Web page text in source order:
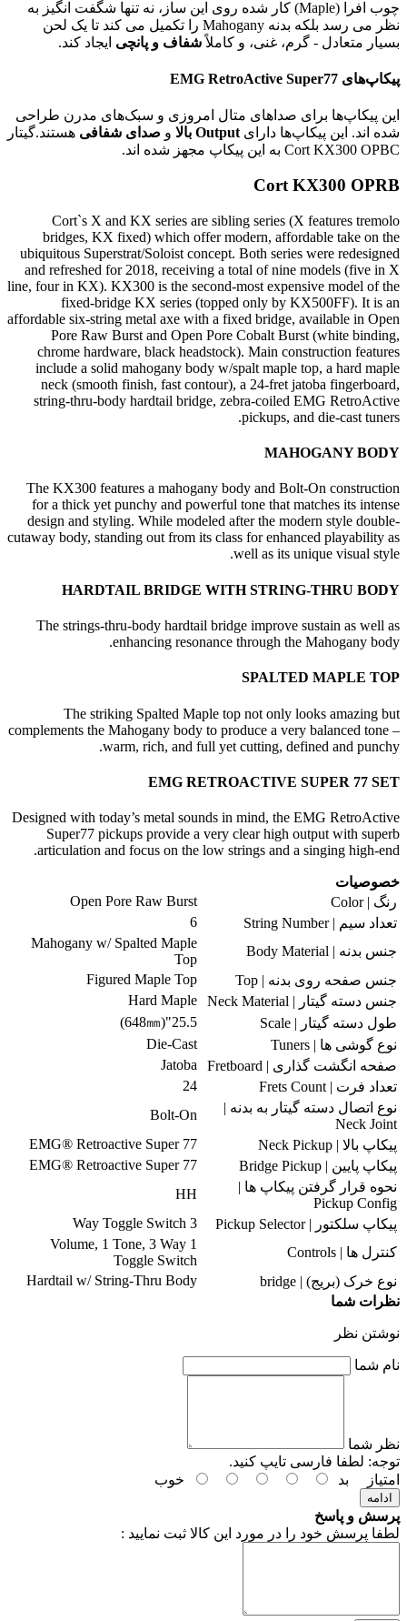
چوب افرا (Maple) کار شده روی این ساز، نه تنها شگفت انگیز به
نظر می رسد بلکه بدنه Mahogany را تکمیل می کند تا یک لحن
بسیار متعادل - گرم، غنی، و کاملاًشفاف و پانچی ایجاد کند.
پیکاپ‌های EMG RetroActive Super77
این پیکاپ‌ها برای صداهای متال امروزی و سبک‌های مدرن طراحی
شده اند. این پیکاپ‌ها دارایOutput بالا و صدای شفافی هستند.گیتار
Cort KX300 OPBC به این پیکاپ مجهز شده اند.
Cort KX300 OPRB
Cort`s X and KX series are sibling series (X features tremolo
bridges, KX fixed) which offer modern, affordable take on the
ubiquitous Superstrat/Soloist concept. Both series were redesigned
and refreshed for 2018, receiving a total of nine models (five in X
line, four in KX). KX300 is the second-most expensive model of the
fixed-bridge KX series (topped only by KX500FF). It is an
affordable six-string metal axe with a fixed bridge, available in Open
Pore Raw Burst and Open Pore Cobalt Burst (white binding,
chrome hardware, black headstock). Main construction features
include a solid mahogany body w/spalt maple top, a hard maple
neck (smooth finish, fast contour), a 24-fret jatoba fingerboard,
string-thru-body hardtail bridge, zebra-coiled EMG RetroActive
pickups, and die-cast tuners.
MAHOGANY BODY
The KX300 features a mahogany body and Bolt-On construction
for a thick yet punchy and powerful tone that matches its intense
design and styling. While modeled after the modern style double-
cutaway body, standing out from its class for enhanced playability as
well as its unique visual style.
HARDTAIL BRIDGE WITH STRING-THRU BODY
The strings-thru-body hardtail bridge improve sustain as well as
enhancing resonance through the Mahogany body.
SPALTED MAPLE TOP
The striking Spalted Maple top not only looks amazing but
complements the Mahogany body to produce a very balanced tone –
warm, rich, and full yet cutting, defined and punchy.
EMG RETROACTIVE SUPER 77 SET
Designed with today’s metal sounds in mind, the EMG RetroActive
Super77 pickups provide a very clear high output with superb
articulation and focus on the low strings and a singing high-end.
خصوصیات
رنگ | Color
Open Pore Raw Burst
تعداد سیم | String Number
6
جنس بدنه | Body Material
Mahogany w/ Spalted Maple
Top
جنس صفحه روی بدنه | Top
Figured Maple Top
جنس دسته گیتار | Neck Material
Hard Maple
طول دسته گیتار | Scale
25.5"(648㎜)
نوع گوشی ها | Tuners
Die-Cast
صفحه انگشت گذاری | Fretboard
Jatoba
تعداد فرت | Frets Count
24
نوع اتصال دسته گیتار به بدنه |
Neck Joint
Bolt-On
پیکاپ بالا | Neck Pickup
EMG® Retroactive Super 77
پیکاپ پایین | Bridge Pickup
EMG® Retroactive Super 77
نحوه قرار گرفتن پیکاپ ها |
Pickup Config
HH
پیکاپ سلکتور | Pickup Selector
3 Way Toggle Switch
کنترل ها | Controls
1 Volume, 1 Tone, 3 Way
Toggle Switch
نوع خرک (بریج) | bridge
Hardtail w/ String-Thru Body
نظرات شما
نوشتن نظر
نام شما
نظر شما
توجه: لطفا فارسی تایپ کنید.
امتیاز
بد خوب
ادامه
پرسش و پاسخ
لطفا پرسش خود را در مورد این کالا ثبت نمایید :